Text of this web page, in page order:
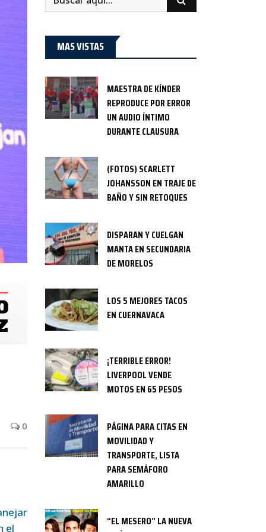
0
el
MAS VISTAS
MAESTRA DE KÍNDER
REPRODUCE POR ERROR
UN AUDIO ÍNTIMO
DURANTE CLAUSURA
(FOTOS) SCARLETT
JOHANSSON EN TRAJE DE
BAÑO Y SIN RETOQUES
DISPARAN Y CUELGAN
MANTA EN SECUNDARIA
DE MORELOS
LOS 5 MEJORES TACOS
EN CUERNAVACA
¡TERRIBLE ERROR!
LIVERPOOL VENDE
MOTOS EN 65 PESOS
PÁGINA PARA CITAS EN
MOVILIDAD Y
TRANSPORTE, LISTA
PARA SEMÁFORO
AMARILLO
“EL MESERO” LA NUEVA